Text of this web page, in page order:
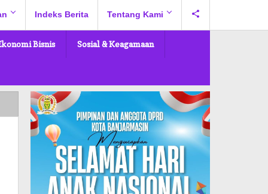
Indeks Berita Tentang Kami
Bisnis Sosial & Keagamaan